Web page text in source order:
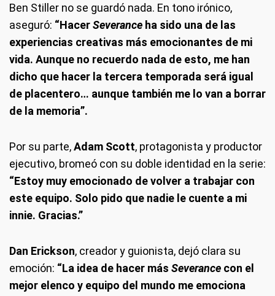
Ben Stiller no se guardó nada. En tono irónico,
aseguró: “HacerSeverance ha sido una de las
experiencias creativas más emocionantes de mi
vida. Aunque no recuerdo nada de esto, me han
dicho que hacer la tercera temporada será igual
de placentero… aunque también me lo van a borrar
de la memoria”.
Por su parte,Adam Scott, protagonista y productor
ejecutivo, bromeó con su doble identidad en la serie:
“Estoy muy emocionado de volver a trabajar con
este equipo. Solo pido que nadie le cuente a mi
innie. Gracias.”
Dan Erickson, creador y guionista, dejó clara su
emoción: “La idea de hacer más Severance con el
mejor elenco y equipo del mundo me emociona